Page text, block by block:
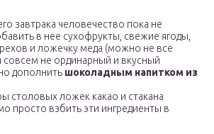
завтрака человечество пока не
в нее сухофрукты, свежие ягоды,
и ложечку меда (можно не все
совсем не ординарный и вкусный
дополнить шоколадным напитком из
столовых ложек какао и стакана
просто взбить эти ингредиенты в